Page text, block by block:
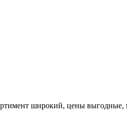
широкий, цены